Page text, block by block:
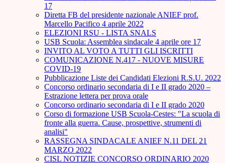
17
Diretta FB del presidente nazionale ANIEF prof.
Marcello Pacifico 4 aprile 2022
ELEZIONI RSU - LISTA SNALS
USB Scuola: Assemblea sindacale 4 aprile ore 17
INVITO AL VOTO A TUTTI GLI ISCRITTI
COMUNICAZIONE N.417 - NUOVE MISURE
COVID-19
Pubblicazione Liste dei Candidati Elezioni R.S.U. 2022
Concorso ordinario secondaria di I e II grado 2020 –
Estrazione lettera per prova orale
Concorso ordinario secondaria di I e II grado 2020
Corso di formazione USB Scuola-Cestes: "La scuola di
fronte alla guerra. Cause, prospettive, strumenti di
analisi"
RASSEGNA SINDACALE ANIEF N.11 DEL 21
MARZO 2022
CISL NOTIZIE CONCORSO ORDINARIO 2020